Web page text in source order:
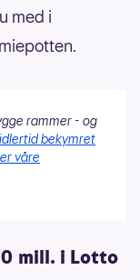
med i
rammer - og
bekymret
våre
mill. i Lotto